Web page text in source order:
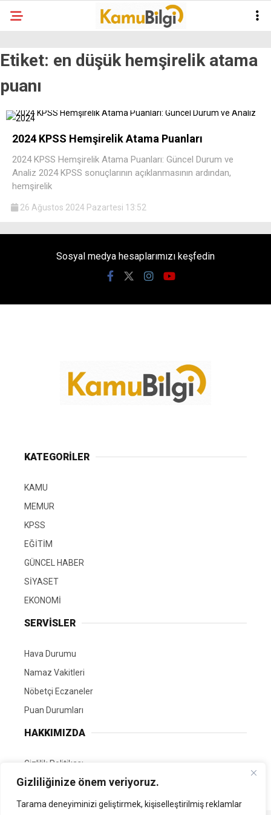
Gizliliğinize önem veriyoruz.
Tarama deneyiminizi geliştirmek, kişiselleştirilmiş reklamlar
Etiket: en düşük hemşirelik atama
puanı
2024 KPSS Hemşirelik Atama Puanları
2024 KPSS Hemşirelik Atama Puanları: Güncel Durum ve
Analiz 2024 KPSS sonuçlarının açıklanmasının ardından,
hemşirelik
26 Ağustos 2024 Pazartesi 13:52
Sosyal medya hesaplarımızı keşfedin
KATEGORİLER
KAMU
MEMUR
KPSS
EĞİTİM
GÜNCEL HABER
SİYASET
EKONOMİ
SERVİSLER
Hava Durumu
Namaz Vakitleri
Nöbetçi Eczaneler
Puan Durumları
HAKKIMIZDA
Gizlilik Politikası
GÖNÜLLÜ EDİTÖRÜMÜZ OL